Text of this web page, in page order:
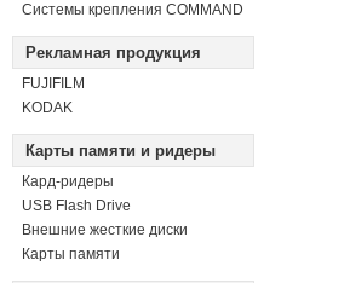
Системы крепления COMMAND
Рекламная продукция
FUJIFILM
KODAK
Карты памяти и ридеры
Кард-ридеры
USB Flash Drive
Внешние жесткие диски
Карты памяти